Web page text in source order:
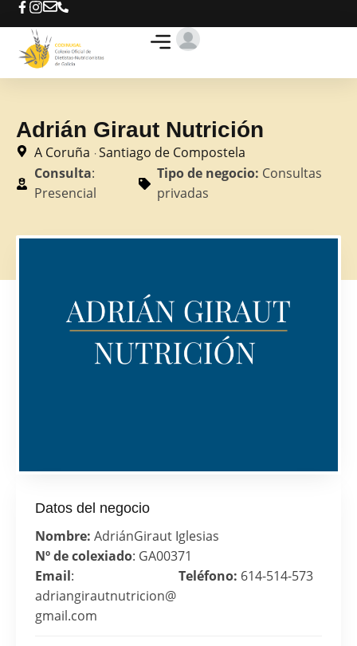
Adrián Giraut Nutrición
A Coruña ·Santiago de Compostela
Consulta:
Presencial
Tipo de negocio: Consultas
privadas
Datos del negocio
Nombre: AdriánGiraut Iglesias
Nº de colexiado: GA00371
Email:
adriangirautnutricion@
gmail.com
Teléfono: 614-514-573